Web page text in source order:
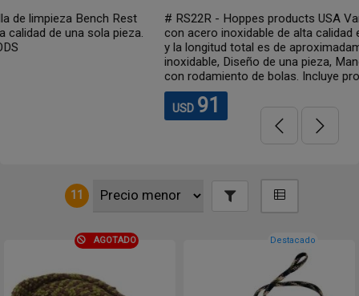
# RS22R - Hoppes products USA Varilla de limpieza fabricadas
con acero inoxidable de alta calidad en una sola pieza. Mide 36"
y la longitud total es de aproximadamente 40,25" Acero
inoxidable, Diseño de una pieza, Mango giratorio ergonómico
con rodamiento de bolas. Incluye protector de boca en la...
11
AGOTADO Destacado